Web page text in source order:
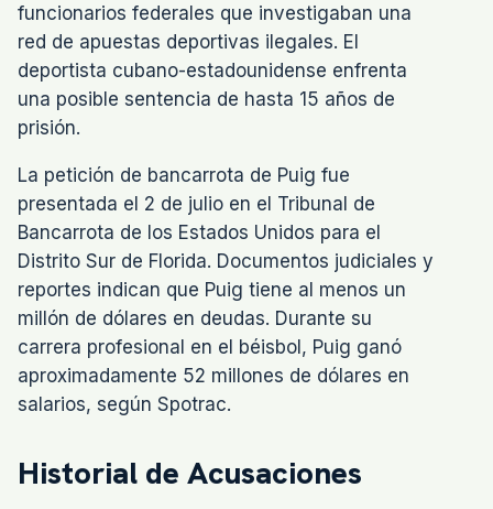
funcionarios federales que investigaban una
red de apuestas deportivas ilegales. El
deportista cubano-estadounidense enfrenta
una posible sentencia de hasta 15 años de
prisión.
La petición de bancarrota de Puig fue
presentada el 2 de julio en el Tribunal de
Bancarrota de los Estados Unidos para el
Distrito Sur de Florida. Documentos judiciales y
reportes indican que Puig tiene al menos un
millón de dólares en deudas. Durante su
carrera profesional en el béisbol, Puig ganó
aproximadamente 52 millones de dólares en
salarios, según Spotrac.
Historial de Acusaciones